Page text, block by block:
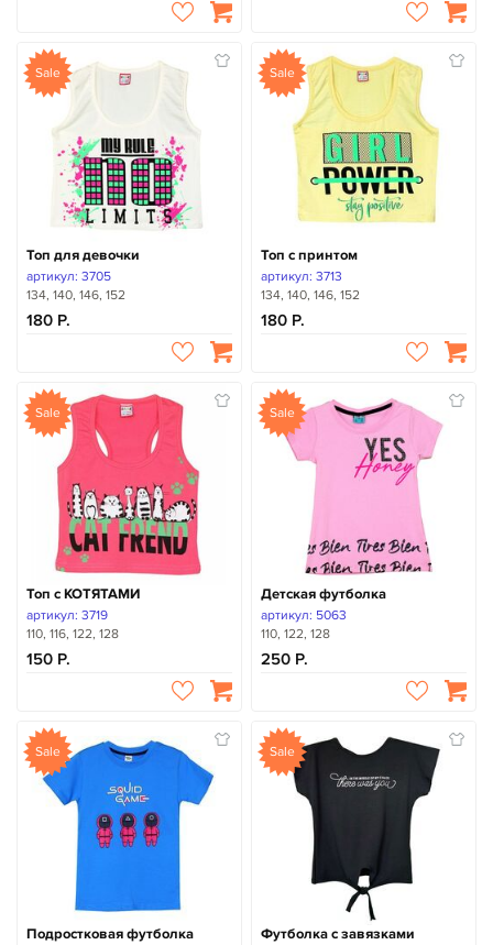
Sale
Топ для девочки
артикул: 3705
134, 140, 146, 152
180
Sale
Топ с принтом
артикул: 3713
134, 140, 146, 152
180
Sale
Топ с КОТЯТАМИ
артикул: 3719
110, 116, 122, 128
150
Sale
Детская футболка
артикул: 5063
110, 122, 128
250
Sale
Подростковая футболка
Sale
Футболка с завязками